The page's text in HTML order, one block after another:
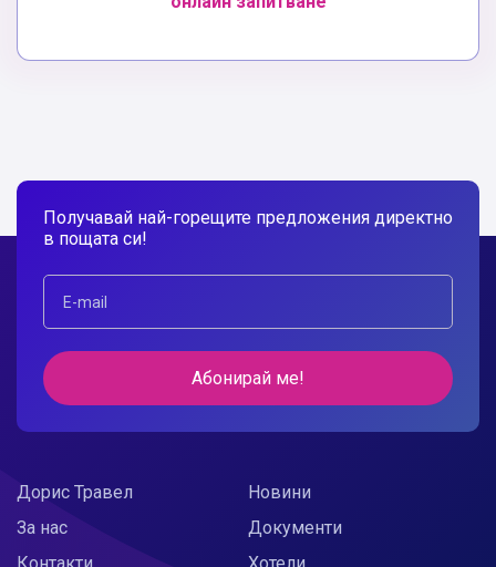
Получавай най-горещите предложения директно
в пощата си!
Абонирай ме!
Дорис Травел
За нас
Новини
Документи